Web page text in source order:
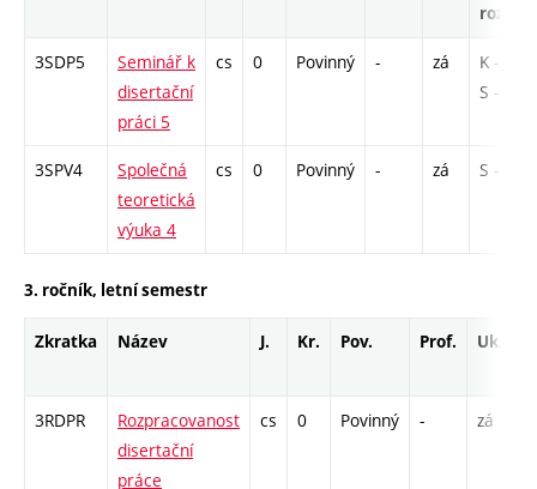
rozsah
3SDP5
Seminář k
disertační
práci 5
cs 0 Povinný - zá
K - 6 /
S - 6
3SPV4
Společná
teoretická
výuka 4
cs 0 Povinný - zá S - 12
3. ročník, letní semestr
Zkratka Název J. Kr. Pov. Prof. Uk.
3RDPR
Rozpracovanost
disertační
práce
cs 0 Povinný - zá